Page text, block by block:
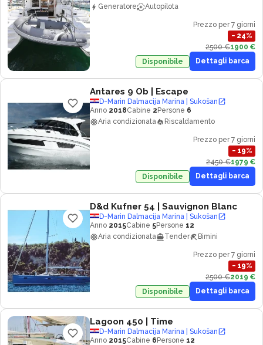
Generatore
Autopilota
Prezzo per 7 giorni
− 24%
2500 €1900 €
Disponibile
Dettagli barca
Antares 9 Ob | Escape
D-Marin Dalmacija Marina | Sukošan
Anno 2018Cabine 2 Persone 6
Aria condizionata
Riscaldamento
Prezzo per 7 giorni
− 19%
2450 €1979 €
Disponibile
Dettagli barca
D&d Kufner 54 | Sauvignon Blanc
D-Marin Dalmacija Marina | Sukošan
Anno 2015Cabine 5Persone 12
Aria condizionata
Tender Bimini
Prezzo per 7 giorni
− 19%
2500 €2019 €
Disponibile
Dettagli barca
Lagoon 450 | Time
D-Marin Dalmacija Marina | Sukošan
Anno 2015Cabine 6 Persone 12